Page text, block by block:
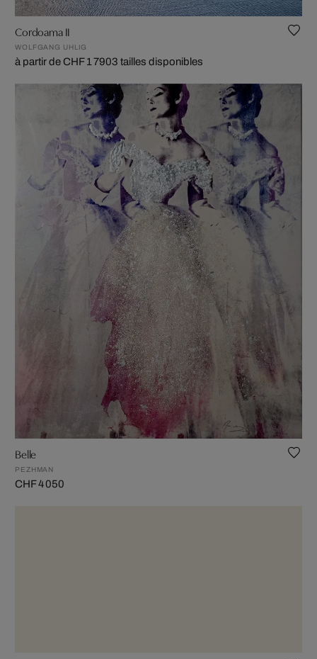
Cordoama II
WOLFGANG UHLIG
à partir de CHF 1 7903 tailles disponibles
Belle
PEZHMAN
CHF 4 050